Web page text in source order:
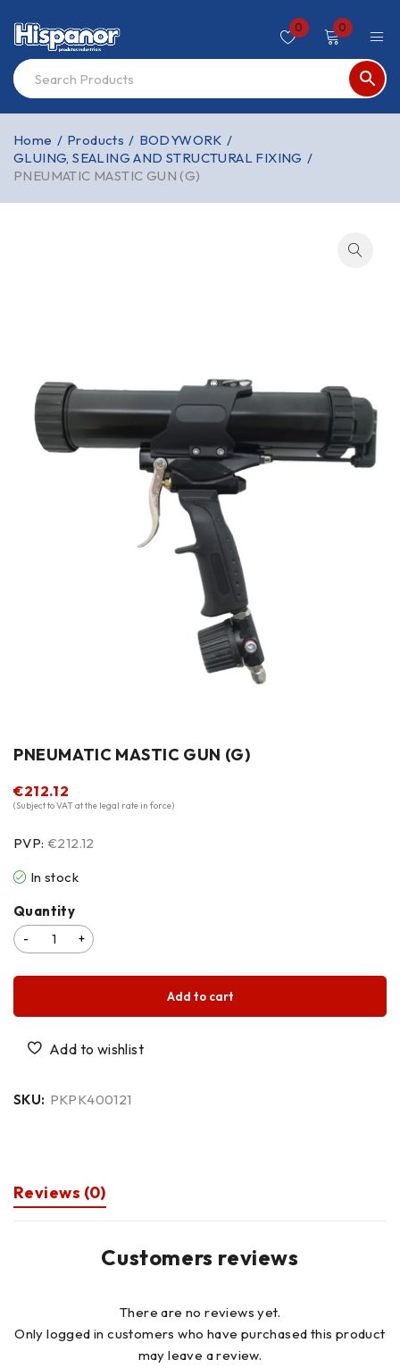
0 0
Home / Products / BODYWORK /
GLUING, SEALING AND STRUCTURAL FIXING /
PNEUMATIC MASTIC GUN (G)
PNEUMATIC MASTIC GUN (G)
€212.12
(Subject to VAT at the legal rate in force)
PVP: €212.12
In stock
Quantity
Add to cart
SKU: PKPK400121
Reviews (0)
Customers reviews
There are no reviews yet.
Only logged in customers who have purchased this product
may leave a review.